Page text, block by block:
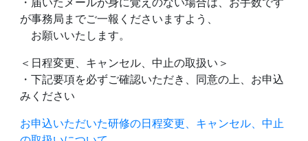
が事務局までご一報くださいますよう、
お願いいたします。
＜日程変更、キャンセル、中止の取扱い＞
・下記要項を必ずご確認いただき、同意の上、お申込
みください
お申込いただいた研修の日程変更、キャンセル、中止